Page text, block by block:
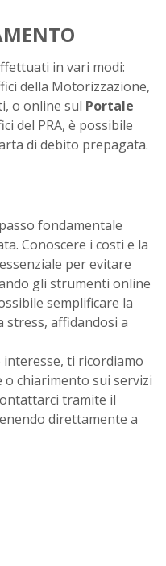
in vari modi:
della Motorizzazione,
o online sul Portale
del PRA, è possibile
di debito prepagata.
fondamentale
Conoscere i costi e la
per evitare
gli strumenti online
semplificare la
stress, affidandosi a
ti ricordiamo
chiarimento sui servizi
tramite il
direttamente a